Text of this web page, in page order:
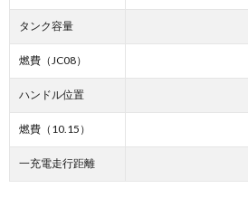
タンク容量
燃費（JC08）
ハンドル位置
燃費（10.15）
一充電走行距離